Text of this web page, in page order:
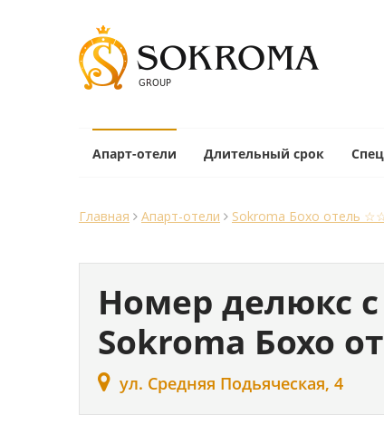
Апарт-отели Длительный срок
Главная Апарт-отели Sokroma Бохо отель
Номер делюкс
Sokroma Бохо
ул. Средняя Подьяческая, 4